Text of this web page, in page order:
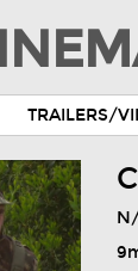
TRAILERS/